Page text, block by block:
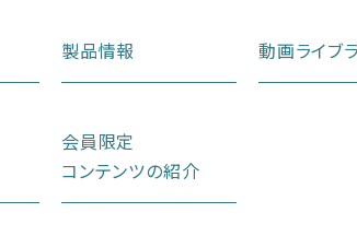
製品情報 動画ライブ
会員限定
コンテンツの紹介